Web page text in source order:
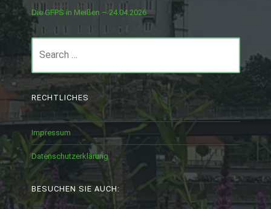
Die GFPS in Meißen – 24.04.2026
for:
RECHTLICHES
Impressum
Datenschutzerklärung
BESUCHEN SIE AUCH: